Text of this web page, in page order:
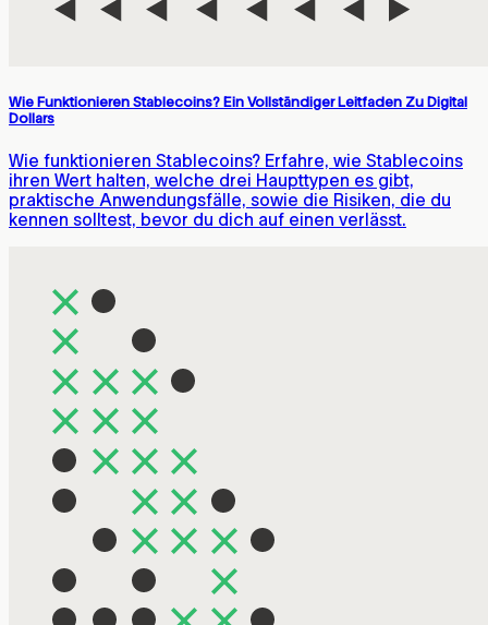
Wie Funktionieren Stablecoins? Ein Vollständiger Leitfaden Zu Digital
Dollars
Wie funktionieren Stablecoins? Erfahre, wie Stablecoins
ihren Wert halten, welche drei Haupttypen es gibt,
praktische Anwendungsfälle, sowie die Risiken, die du
kennen solltest, bevor du dich auf einen verlässt.